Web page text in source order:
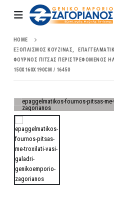
HOME
ΕΞΟΠΛΙΣΜΌΣ ΚΟΥΖΊΝΑΣ
ΦΟΎΡΝΟΣ ΠΊΤΣΑΣ ΠΕΡΙΣΤΡΕΦΌΜΕΝΟΣ
150X160X190CM / 16450